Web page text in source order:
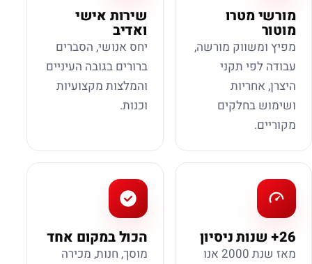
מורשי מטרו
מוטור
מפיץ ומשווק מורשה,
עבודה לפי תקני
היצרן, אחריות
ושימוש בחלקים
מקוריים.
שירות אישי
ואדיב
יחס אנושי, הסברים
ברורים בגובה העיניים
והמלצות מקצועיות
וכנות.
26+ שנות ניסיון
מאז שנת 2000 אנו
הכול במקום אחד
מוסך, חנות, מכירה